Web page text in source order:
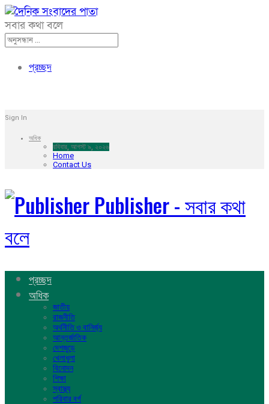
সবার কথা বলে
প্রচ্ছদ
Sign In
অধিক
রবিবার, আগস্ট ৯, ২০২৬
Home
Contact Us
Publisher - সবার কথা
বলে
প্রচ্ছদ
অধিক
জাতীয়
রাজনীতি
অর্থনীতি ও বানির্জ্য
আন্তর্জাতিক
দেশজুড়ে
খেলাধুলা
বিনোদন
শিক্ষা
স্বাস্থ্য
পরিবার বর্গ